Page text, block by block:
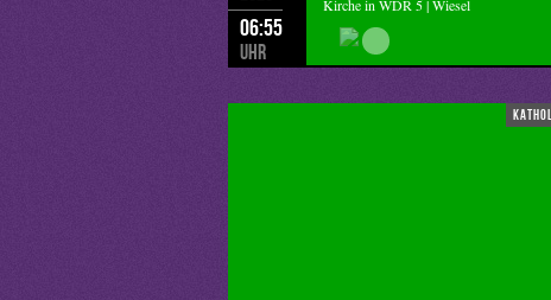
06:55
Uhr
Kirche in WDR 5 | Wiesel